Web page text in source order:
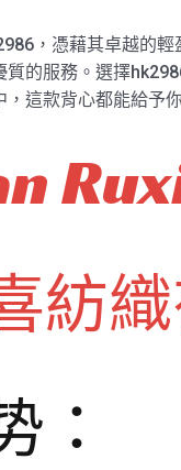
，憑藉其卓越的
的服務。選擇
這款背心都能給予
紡
：